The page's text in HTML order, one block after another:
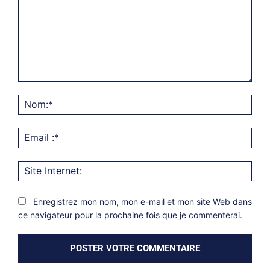
:*
Enregistrez mon nom, mon e-mail et mon site Web dans
ce navigateur pour la prochaine fois que je commenterai.